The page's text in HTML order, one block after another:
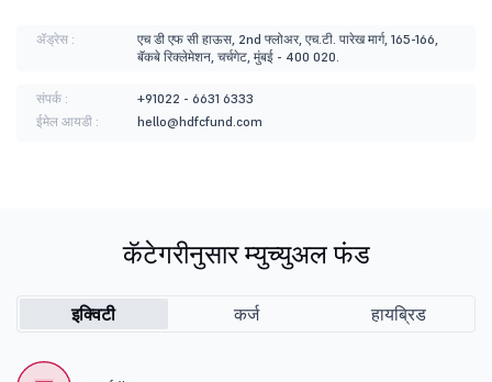
ॲड्रेस :
एच डी एफ सी हाऊस, 2nd फ्लोअर, एच.टी. पारेख मार्ग, 165-166,
बॅकबे रिक्लेमेशन, चर्चगेट, मुंबई - 400 020.
संपर्क :
+91022 - 6631 6333
ईमेल आयडी :
hello@hdfcfund.com
कॅटेगरीनुसार म्युच्युअल फंड
इक्विटी कर्ज हायब्रिड